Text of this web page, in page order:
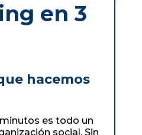
en 3
hacemos
es todo un
social. Sin